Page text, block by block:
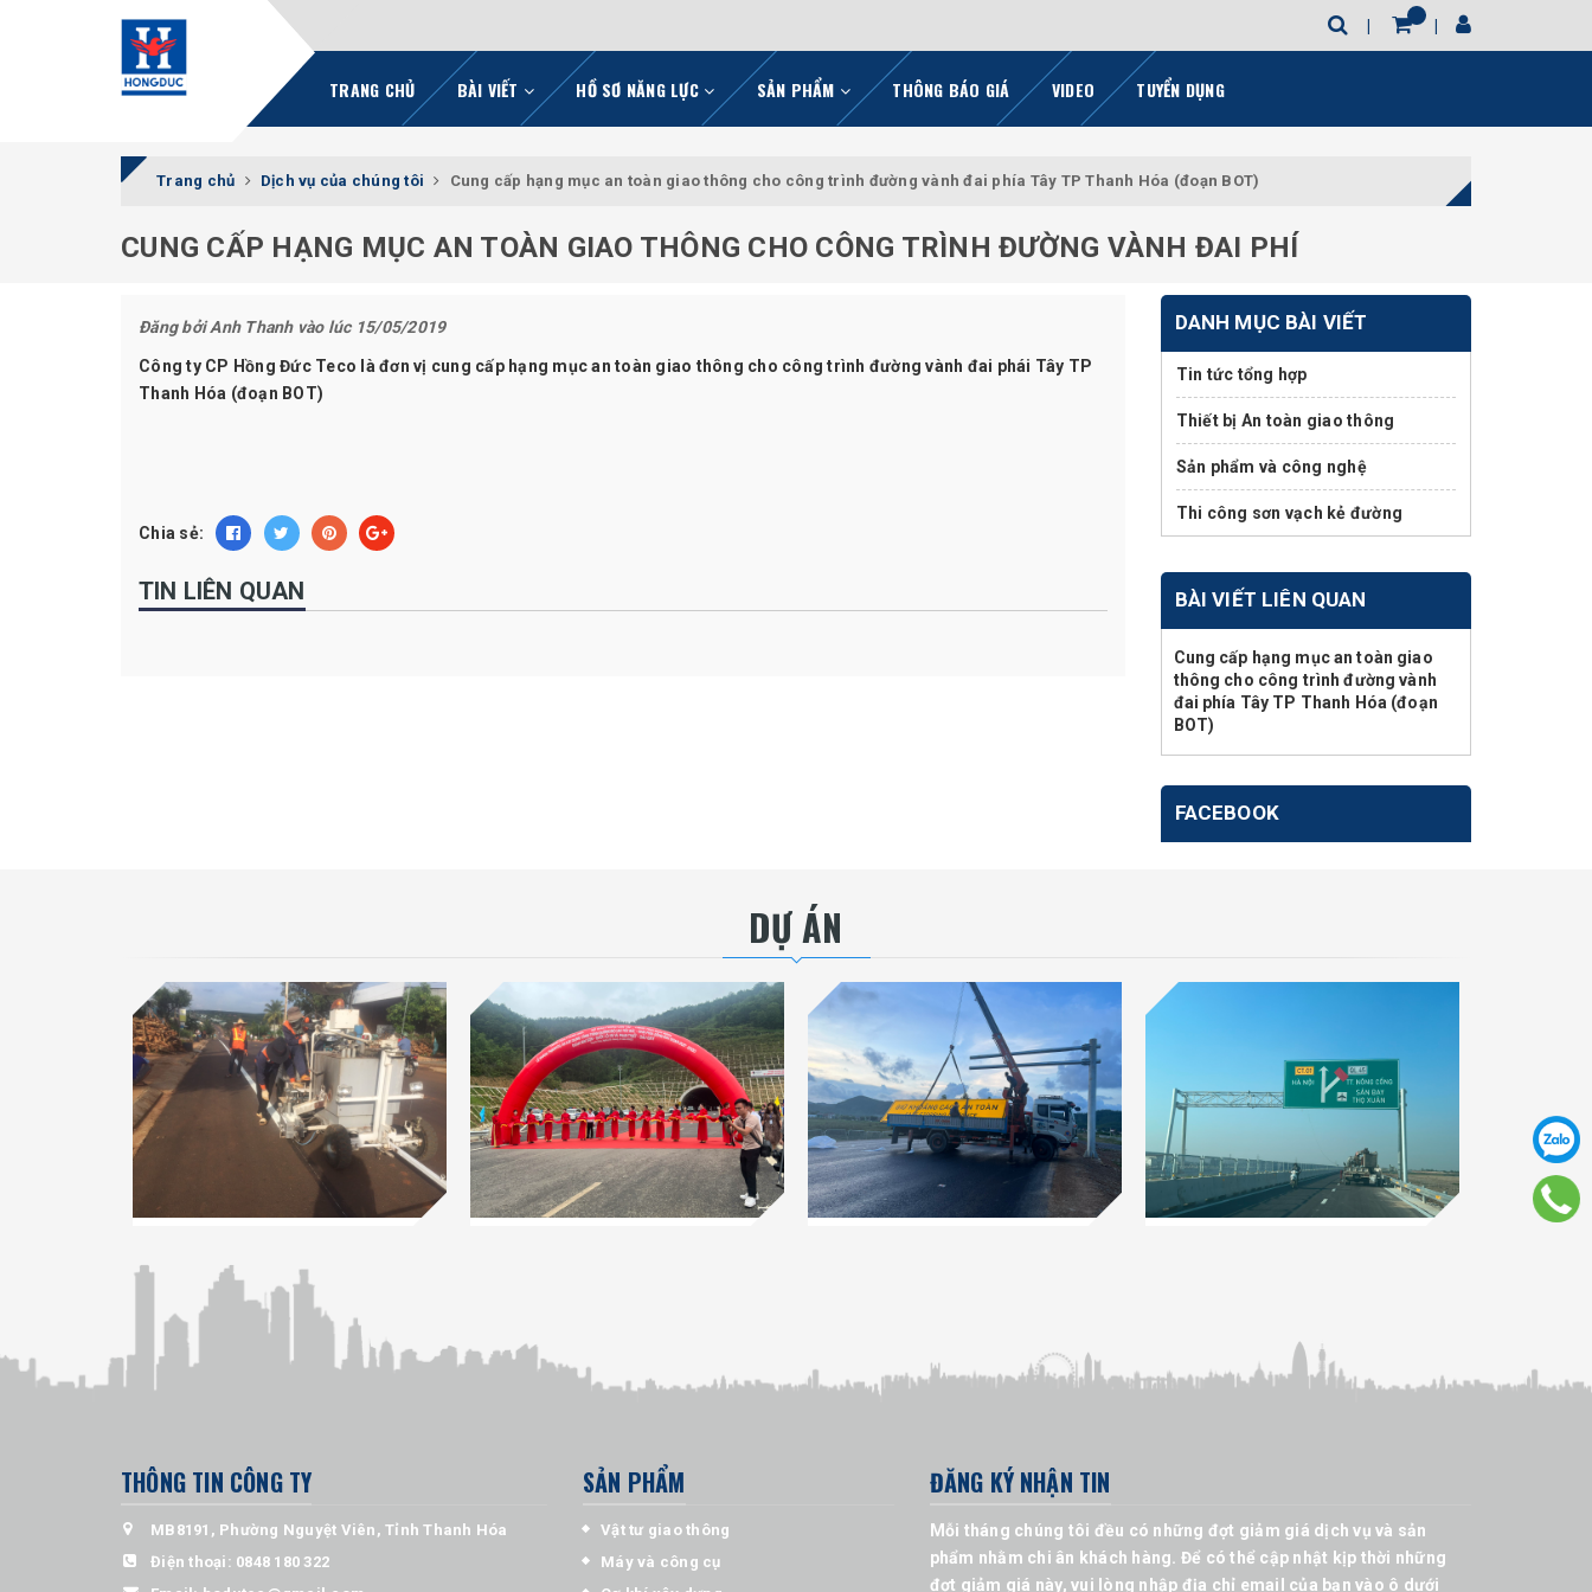
TRANG CHỦ BÀI VIẾT HỒ SƠ NĂNG LỰC SẢN PHẨM THÔNG BÁO GIÁ VIDEO TUYỂN DỤNG
Trang chủ Dịch vụ của chúng tôi Cung cấp hạng mục an toàn giao thông cho công trình đường vành đai phía Tây TP Thanh Hóa (đoạn BOT)
CUNG CẤP HẠNG MỤC AN TOÀN GIAO THÔNG CHO CÔNG TRÌNH ĐƯỜNG VÀNH ĐAI PHÍ
Đăng bởiAnh Thanhvào lúc 15/05/2019
Công ty CP Hồng Đức Teco là đơn vị cung cấp hạng mục an toàn giao thông cho công trình đường vành đai phái Tây TP
Thanh Hóa (đoạn BOT)
Chia sẻ:
TIN LIÊN QUAN
DANH MỤC BÀI VIẾT
Tin tức tổng hợp
Thiết bị An toàn giao thông
Sản phẩm và công nghệ
Thi công sơn vạch kẻ đường
BÀI VIẾT LIÊN QUAN
Cung cấp hạng mục an toàn giao
thông cho công trình đường vành
đai phía Tây TP Thanh Hóa (đoạn
BOT)
FACEBOOK
DỰ ÁN
THÔNG TIN CÔNG TY
MB8191, Phường Nguyệt Viên, Tỉnh Thanh Hóa
Điện thoại: 0848 180 322
SẢN PHẨM
Vật tư giao thông
Máy và công cụ
ĐĂNG KÝ NHẬN TIN
Mỗi tháng chúng tôi đều có những đợt giảm giá dịch vụ và sản
phẩm nhằm chi ân khách hàng. Để có thể cập nhật kịp thời những
đợt giảm giá này, vui lòng nhập địa chỉ email của bạn vào ô dưới